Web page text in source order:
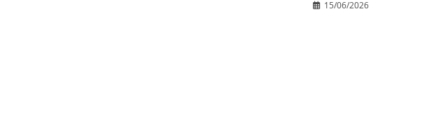
15/06/2026